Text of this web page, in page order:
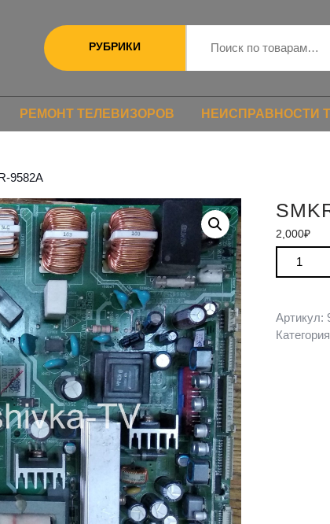
РУБРИКИ
РЕМОНТ ТЕЛЕВИЗОРОВ НЕИСПРАВНОСТИ
9582A
2,000₽
Артикул: